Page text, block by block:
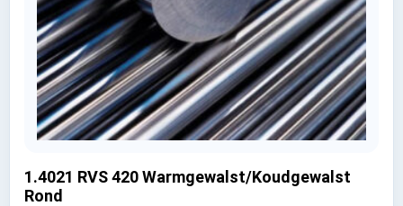
1.4021 RVS 420 Warmgewalst/Koudgewalst
Rond